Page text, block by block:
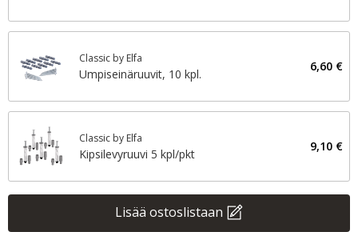
Classic by Elfa
Umpiseinäruuvit, 10 kpl.
6,60 €
Classic by Elfa
Kipsilevyruuvi 5 kpl/pkt
9,10 €
Lisää ostoslistaan